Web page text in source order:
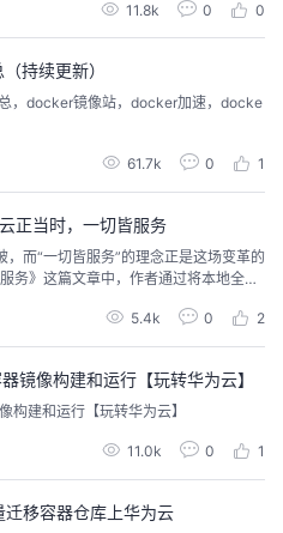
11.8k 0 0
持续更新）
，docker镜像站，docker加速，docke
61.7k 0 1
正当时，一切皆服务
而“一切皆服务”的理念正是这场变革的
务》这篇文章中，作者通过将本地全栈
通过容器化、自动化流水线将项目快速
发者，这篇文章无疑是一份实践经验
5.4k 0 2
镜像构建和运行【玩转华为云】
构建和运行【玩转华为云】
11.0k 0 1
移容器仓库上华为云